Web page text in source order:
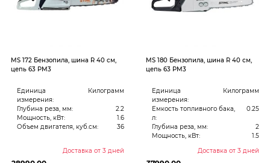
MS 172 Бензопила, шина R 40 см,
цепь 63 PM3
Единица
измерения:
Килограмм
Глубина реза, мм:
2.2
Мощность, кВт:
1.6
Объем двигателя, куб.см:
36
Доставка от 3 дней
MS 180 Бензопила, шина R 40 см,
цепь 63 PM3
Единица
измерения:
Килограмм
Емкость топливного бака,
л:
0.25
Глубина реза, мм:
2
Мощность, кВт:
1.5
Доставка от 3 дней